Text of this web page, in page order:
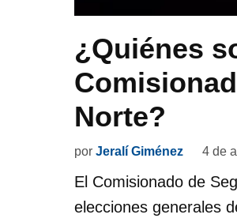
¿Quiénes
Norte?
por Jeralí Giménez 4 de
El Comisionado de
elecciones generales